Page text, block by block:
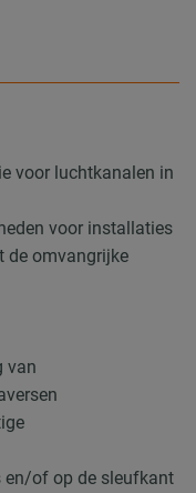
voor luchtkanalen in
voor installaties
de omvangrijke
van
en/of op de sleufkant